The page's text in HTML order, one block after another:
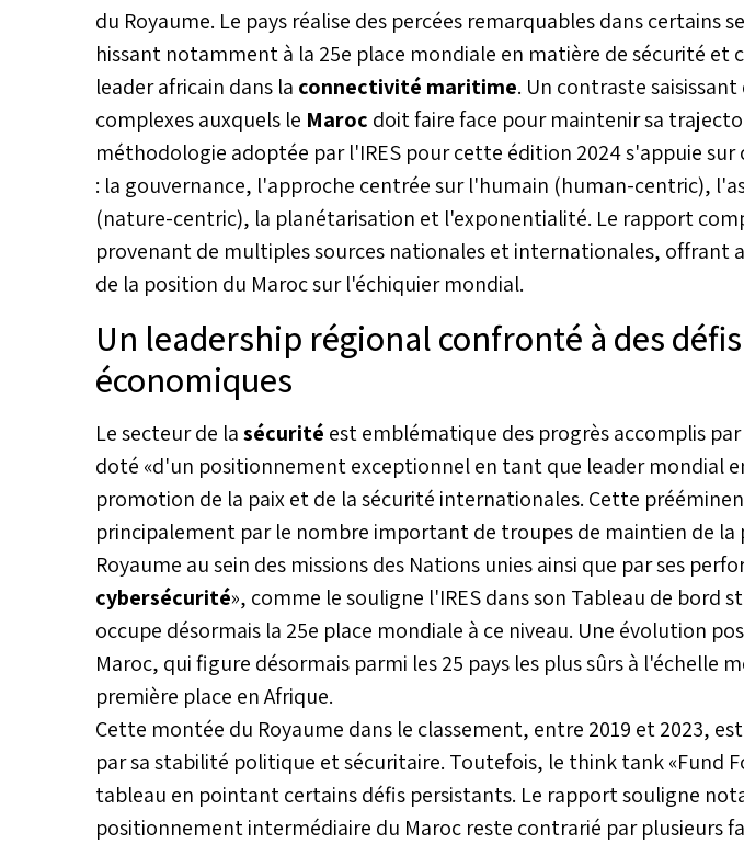
du Royaume. Le pays réalise des percées remarquables dans certains
hissant notamment à la 25e place mondiale en matière de sécurité et
leader africain dans la connectivité maritime. Un contraste
complexes auxquels le Maroc doit faire face pour maintenir sa
méthodologie adoptée par l'IRES pour cette édition 2024 s'appuie
: la gouvernance, l'approche centrée sur l'humain (human-centric),
(nature-centric), la planétarisation et l'exponentialité. Le rapport
provenant de multiples sources nationales et internationales, offrant
de la position du Maroc sur l'échiquier mondial.
Un leadership régional confronté à des
économiques
Le secteur de lasécurité est emblématique des progrès accomplis par
doté «d'un positionnement exceptionnel en tant que leader mondial
promotion de la paix et de la sécurité internationales. Cette
principalement par le nombre important de troupes de maintien de la
Royaume au sein des missions des Nations unies ainsi que par ses
cybersécurité», comme le souligne l'IRES dans son Tableau de bord
occupe désormais la 25e place mondiale à ce niveau. Une évolution
Maroc, qui figure désormais parmi les 25 pays les plus sûrs à l'échelle
première place en Afrique.
Cette montée du Royaume dans le classement, entre 2019 et 2023,
par sa stabilité politique et sécuritaire. Toutefois, le think tank «Fund
tableau en pointant certains défis persistants. Le rapport souligne
positionnement intermédiaire du Maroc reste contrarié par plusieurs